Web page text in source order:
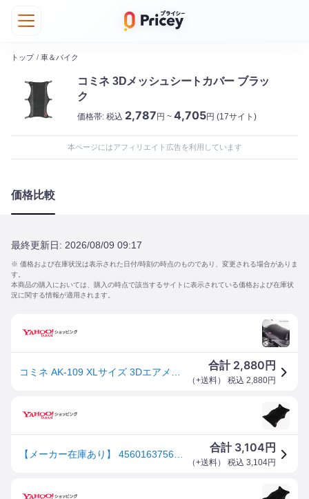
トップ / 車＆バイク
コミネ 3Dメッシュシートカバー ブラッ
ク
価格帯: 税込 2,787円 ~ 4,705円 (17サイト)
本ページにはアフィリエイト広告を利用しています
価格比較
最終更新日: 2026/08/09 09:17
※ 価格および在庫状況は表示された日付/時刻の時点のものであり、変更される場合がありま
す。
本商品の購入においては、購入の時点で該当するサイトに表示されている価格および在庫状
況に関する情報が適用されます。
合計 2,880 円
（+送料） 税込 2,880円
合計 3,104 円
（+送料） 税込 3,104円